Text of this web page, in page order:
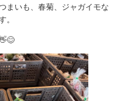
まいも、春菊、ジャガイモな